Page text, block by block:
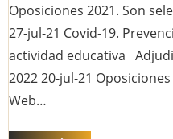
Oposiciones 2021. Son
27-jul-21 Covid-19.
actividad educativa
2022 20-jul-21
Web…